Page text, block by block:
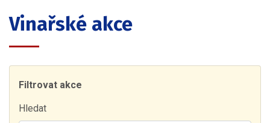
Vinařské akce
Filtrovat akce
Hledat